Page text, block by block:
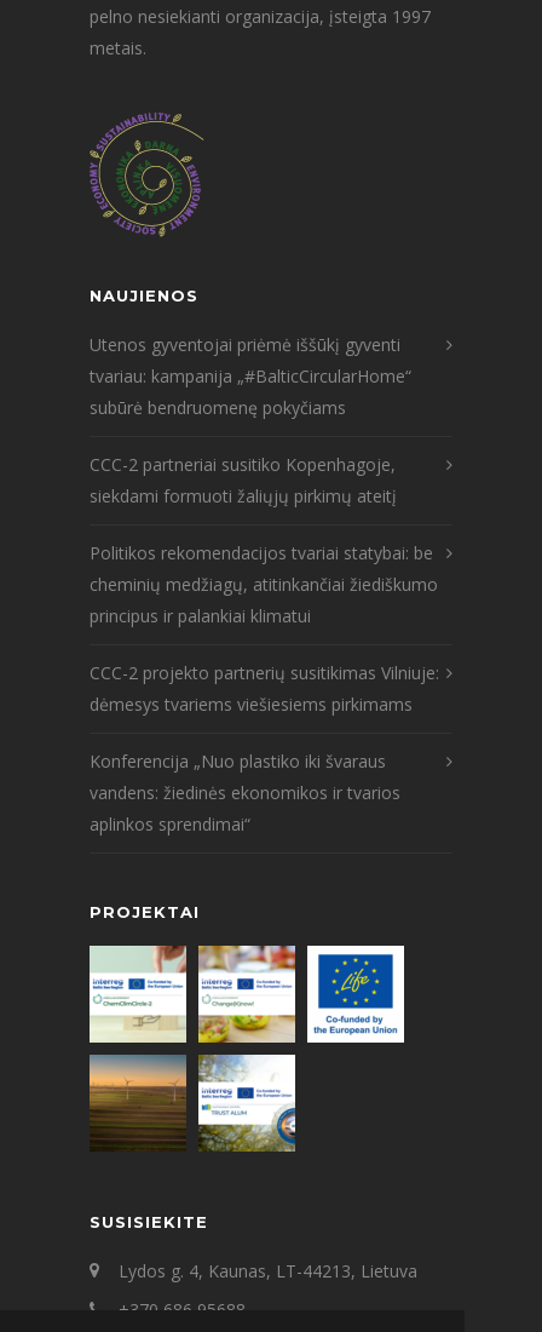
pelno nesiekianti organizacija, įsteigta 1997
metais.
NAUJIENOS
Utenos gyventojai priėmė iššūkį gyventi
tvariau: kampanija „#BalticCircularHome“
subūrė bendruomenę pokyčiams
CCC-2 partneriai susitiko Kopenhagoje,
siekdami formuoti žaliųjų pirkimų ateitį
Politikos rekomendacijos tvariai statybai: be
cheminių medžiagų, atitinkančiai žiediškumo
principus ir palankiai klimatui
CCC-2 projekto partnerių susitikimas Vilniuje:
dėmesys tvariems viešiesiems pirkimams
Konferencija „Nuo plastiko iki švaraus
vandens: žiedinės ekonomikos ir tvarios
aplinkos sprendimai“
PROJEKTAI
SUSISIEKITE
Lydos g. 4, Kaunas, LT-44213, Lietuva
+370 686 95688